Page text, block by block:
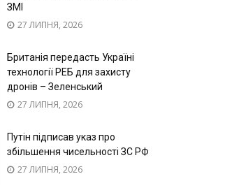
ЗМІ
27 ЛИПНЯ, 2026
Британія передасть Україні
технології РЕБ для захисту
дронів – Зеленський
27 ЛИПНЯ, 2026
Путін підписав указ про
збільшення чисельності ЗС РФ
27 ЛИПНЯ, 2026